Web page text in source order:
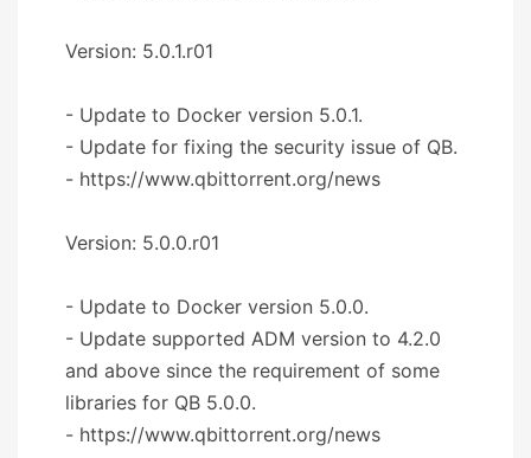
Version: 5.0.1.r01
- Update to Docker version 5.0.1.
- Update for fixing the security issue of QB.
- https://www.qbittorrent.org/news
Version: 5.0.0.r01
- Update to Docker version 5.0.0.
- Update supported ADM version to 4.2.0
and above since the requirement of some
libraries for QB 5.0.0.
- https://www.qbittorrent.org/news